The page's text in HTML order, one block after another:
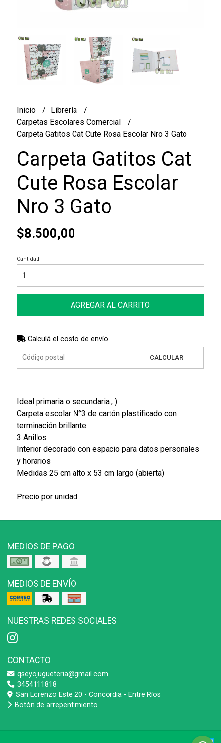
Inicio
Librería
Carpetas Escolares Comercial
Carpeta Gatitos Cat Cute Rosa Escolar Nro 3 Gato
Carpeta Gatitos Cat
Cute Rosa Escolar
Nro 3 Gato
$8.500,00
Cantidad
AGREGAR AL CARRITO
Calculá el costo de envío
CALCULAR
Ideal primaria o secundaria ; )
Carpeta escolar N°3 de cartón plastificado con
terminación brillante
3 Anillos
Interior decorado con espacio para datos personales
y horarios
Medidas 25 cm alto x 53 cm largo (abierta)
Precio por unidad
MEDIOS DE PAGO
MEDIOS DE ENVÍO
NUESTRAS REDES SOCIALES
CONTACTO
qseyojugueteria@gmail.com
3454111818
San Lorenzo Este 20 - Concordia - Entre Ríos
Botón de arrepentimiento